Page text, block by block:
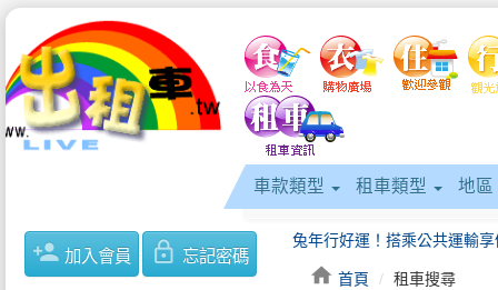
車款類型 租車類型 地區
person_add 加入會員 lock_outline 忘記密碼
home 首頁 租車搜尋